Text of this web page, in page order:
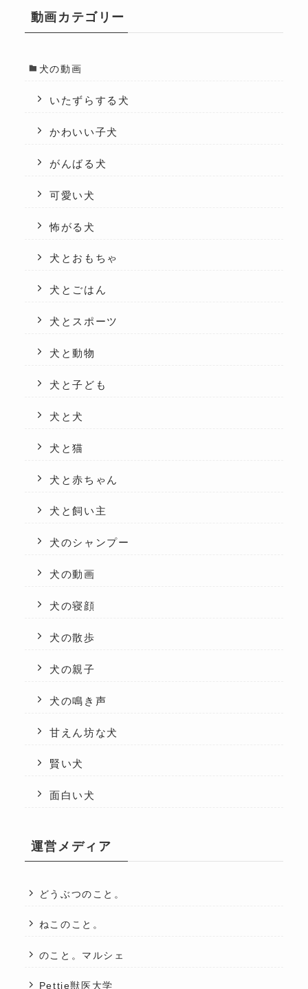
動画カテゴリー
犬の動画
いたずらする犬
かわいい子犬
がんばる犬
可愛い犬
怖がる犬
犬とおもちゃ
犬とごはん
犬とスポーツ
犬と動物
犬と子ども
犬と犬
犬と猫
犬と赤ちゃん
犬と飼い主
犬のシャンプー
犬の動画
犬の寝顔
犬の散歩
犬の親子
犬の鳴き声
甘えん坊な犬
賢い犬
面白い犬
運営メディア
どうぶつのこと。
ねこのこと。
のこと。マルシェ
Pettie獣医大学